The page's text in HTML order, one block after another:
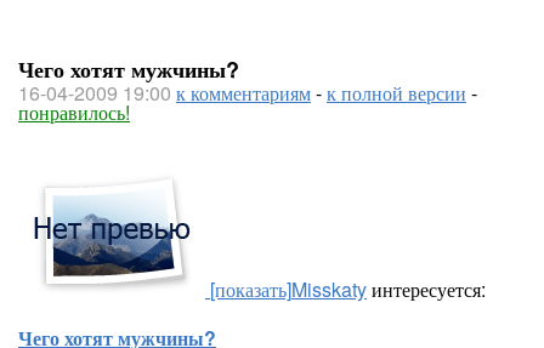
Чего хотят мужчины?
16-04-2009 19:00 к комментариям-к полной версии -
понравилось!
[показать]Misskatyинтересуется:
Чего хотят мужчины?